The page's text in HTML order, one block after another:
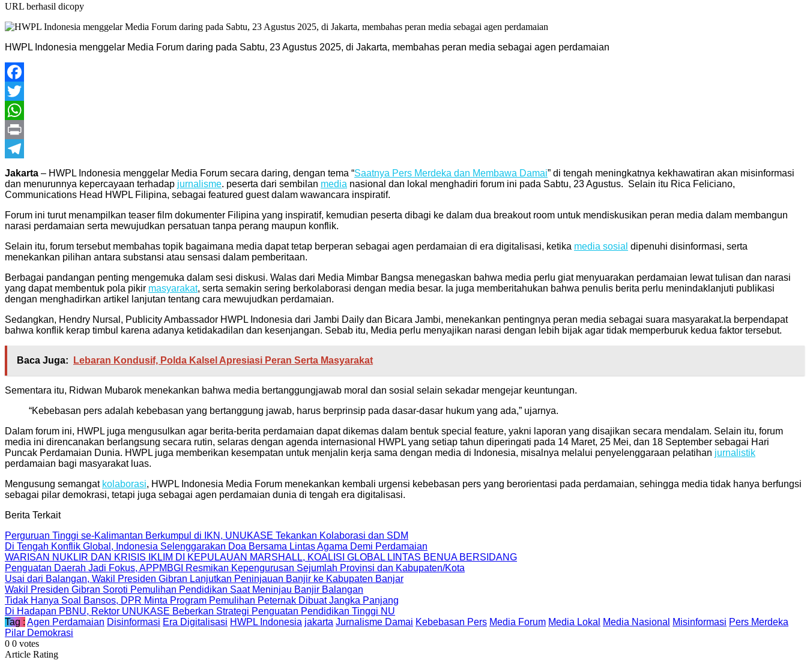
URL berhasil dicopy
HWPL Indonesia menggelar Media Forum daring pada Sabtu, 23 Agustus 2025, di Jakarta, membahas peran media sebagai agen perdamaian
Facebook
Twitter
WhatsApp
Print
Telegram
Jakarta – HWPL Indonesia menggelar Media Forum secara daring, dengan tema “Saatnya Pers Merdeka dan Membawa Damai” di tengah meningkatnya kekhawatiran akan misinformasi
dan menurunnya kepercayaan terhadap jurnalisme. peserta dari sembilan media nasional dan lokal menghadiri forum ini pada Sabtu, 23 Agustus. Selain itu Rica Feliciano,
Communications Head HWPL Filipina, sebagai featured guest dalam wawancara inspiratif.
Forum ini turut menampilkan teaser film dokumenter Filipina yang inspiratif, kemudian peserta dibagi ke dalam dua breakout room untuk mendiskusikan peran media dalam membangun
narasi perdamaian serta mewujudkan persatuan tanpa perang maupun konflik.
Selain itu, forum tersebut membahas topik bagaimana media dapat tetap berperan sebagai agen perdamaian di era digitalisasi, ketika media sosial dipenuhi disinformasi, serta
menekankan pilihan antara substansi atau sensasi dalam pemberitaan.
Berbagai pandangan penting mengemuka dalam sesi diskusi. Walas dari Media Mimbar Bangsa menegaskan bahwa media perlu giat menyuarakan perdamaian lewat tulisan dan narasi
yang dapat membentuk pola pikir masyarakat, serta semakin sering berkolaborasi dengan media besar. Ia juga memberitahukan bahwa penulis berita perlu menindaklanjuti publikasi
dengan menghadirkan artikel lanjutan tentang cara mewujudkan perdamaian.
Sedangkan, Hendry Nursal, Publicity Ambassador HWPL Indonesia dari Jambi Daily dan Bicara Jambi, menekankan pentingnya peran media sebagai suara masyarakat.Ia berpendapat
bahwa konflik kerap timbul karena adanya ketidakadilan dan kesenjangan. Sebab itu, Media perlu menyajikan narasi dengan lebih bijak agar tidak memperburuk kedua faktor tersebut.
Baca Juga: Lebaran Kondusif, Polda Kalsel Apresiasi Peran Serta Masyarakat
Sementara itu, Ridwan Mubarok menekankan bahwa media bertanggungjawab moral dan sosial selain sekadar mengejar keuntungan.
“Kebebasan pers adalah kebebasan yang bertanggung jawab, harus berprinsip pada dasar-dasar hukum yang ada,” ujarnya.
Dalam forum ini, HWPL juga mengusulkan agar berita-berita perdamaian dapat dikemas dalam bentuk special feature, yakni laporan yang disajikan secara mendalam. Selain itu, forum
media ini direncanakan berlangsung secara rutin, selaras dengan agenda internasional HWPL yang setiap tahun diperingati pada 14 Maret, 25 Mei, dan 18 September sebagai Hari
Puncak Perdamaian Dunia. HWPL juga memberikan kesempatan untuk menjalin kerja sama dengan media di Indonesia, misalnya melalui penyelenggaraan pelatihan jurnalistik
perdamaian bagi masyarakat luas.
Mengusung semangat kolaborasi, HWPL Indonesia Media Forum menekankan kembali urgensi kebebasan pers yang berorientasi pada perdamaian, sehingga media tidak hanya berfungsi
sebagai pilar demokrasi, tetapi juga sebagai agen perdamaian dunia di tengah era digitalisasi.
Berita Terkait
Perguruan Tinggi se-Kalimantan Berkumpul di IKN, UNUKASE Tekankan Kolaborasi dan SDM
Di Tengah Konflik Global, Indonesia Selenggarakan Doa Bersama Lintas Agama Demi Perdamaian
WARISAN NUKLIR DAN KRISIS IKLIM DI KEPULAUAN MARSHALL, KOALISI GLOBAL LINTAS BENUA BERSIDANG
Penguatan Daerah Jadi Fokus, APPMBGI Resmikan Kepengurusan Sejumlah Provinsi dan Kabupaten/Kota
Usai dari Balangan, Wakil Presiden Gibran Lanjutkan Peninjauan Banjir ke Kabupaten Banjar
Wakil Presiden Gibran Soroti Pemulihan Pendidikan Saat Meninjau Banjir Balangan
Tidak Hanya Soal Bansos, DPR Minta Program Pemulihan Peternak Dibuat Jangka Panjang
Di Hadapan PBNU, Rektor UNUKASE Beberkan Strategi Penguatan Pendidikan Tinggi NU
Tag : Agen Perdamaian Disinformasi Era Digitalisasi HWPL Indonesia jakarta Jurnalisme Damai Kebebasan Pers Media Forum Media Lokal Media Nasional Misinformasi Pers Merdeka
Pilar Demokrasi
0 0 votes
Article Rating